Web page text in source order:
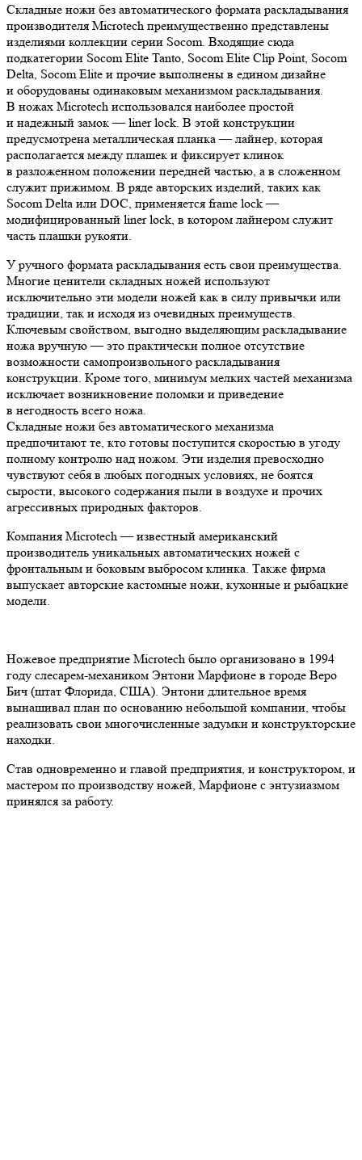
Складные ножи без автоматического формата раскладывания
производителя Microtech преимущественно представлены
изделиями коллекции серии Socom. Входящие сюда
подкатегории Socom Elite Tanto, Socom Elite Clip Point, Socom
Delta, Socom Elite и прочие выполнены в едином дизайне
и оборудованы одинаковым механизмом раскладывания.
В ножах Microtech использовался наиболее простой
и надежный замок — liner lock. В этой конструкции
предусмотрена металлическая планка — лайнер, которая
располагается между плашек и фиксирует клинок
в разложенном положении передней частью, а в сложенном
служит прижимом. В ряде авторских изделий, таких как
Socom Delta или DOC, применяется frame lock —
модифицированный liner lock, в котором лайнером служит
часть плашки рукояти.
У ручного формата раскладывания есть свои преимущества.
Многие ценители складных ножей используют
исключительно эти модели ножей как в силу привычки или
традиции, так и исходя из очевидных преимуществ.
Ключевым свойством, выгодно выделяющим раскладывание
ножа вручную — это практически полное отсутствие
возможности самопроизвольного раскладывания
конструкции. Кроме того, минимум мелких частей механизма
исключает возникновение поломки и приведение
в негодность всего ножа.
Складные ножи без автоматического механизма
предпочитают те, кто готовы поступится скоростью в угоду
полному контролю над ножом. Эти изделия превосходно
чувствуют себя в любых погодных условиях, не боятся
сырости, высокого содержания пыли в воздухе и прочих
агрессивных природных факторов.
Компания Microtech — известный американский
производитель уникальных автоматических ножей с
фронтальным и боковым выбросом клинка. Также фирма
выпускает авторские кастомные ножи, кухонные и рыбацкие
модели.
Ножевое предприятие Microtech было организовано в 1994
году слесарем-механиком Энтони Марфионе в городе Веро
Бич (штат Флорида, США). Энтони длительное время
вынашивал план по основанию небольшой компании, чтобы
реализовать свои многочисленные задумки и конструкторские
находки.
Став одновременно и главой предприятия, и конструктором, и
мастером по производству ножей, Марфионе с энтузиазмом
принялся за работу.